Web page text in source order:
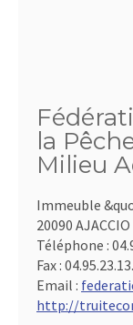
la
Milieu
Immeuble
20090 AJACCIO
Téléphone :
Fax :
Email :
http://